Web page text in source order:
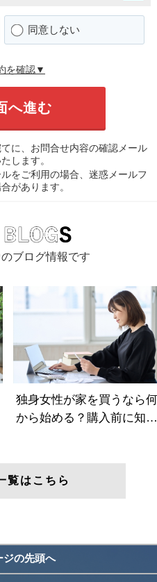
同意しない
を確認▼
に、お問合せ内容の確認メール
します。
をご利用の場合、迷惑メールフ
があります。
ブログ情報です
覧はこちら
ジの先頭へ